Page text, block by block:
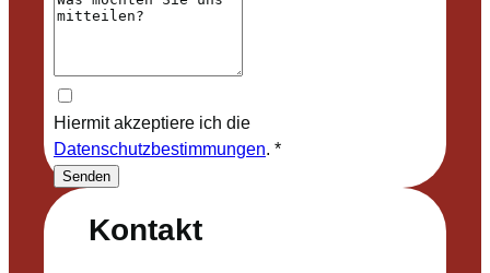
Kontakt
Hiermit akzeptiere ich die
Datenschutzbestimmungen. *
Senden